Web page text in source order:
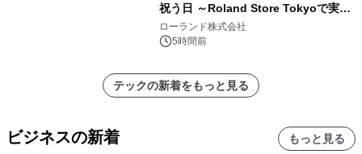
祝う日 ～Roland Store Tokyoで実機
を展示しての 記念キャンペーンを開
催 英国ラジオ「NTS」の 特別プログ
アーティストを フィーチャーしたアニ
メーションを公開～
ローランド株式会社
5時間前
テックの新着をもっと見る
ビジネスの新着 もっと見る